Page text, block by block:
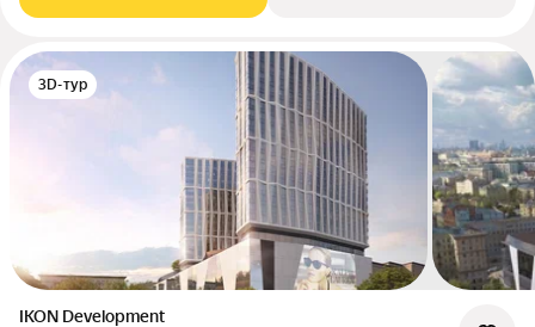
3D-тур
IKON Development